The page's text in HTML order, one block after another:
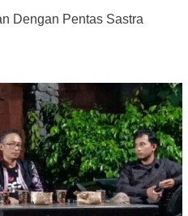
Dengan Pentas Sastra